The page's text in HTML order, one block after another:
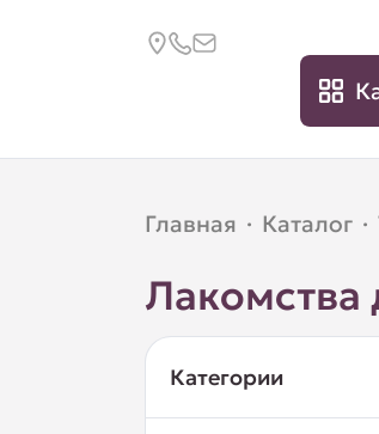
Главная · Каталог ·
Лакомства
Категории